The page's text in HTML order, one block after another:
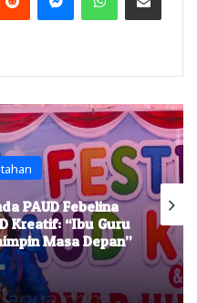
PAUD Febelina
Kreatif: “Ibu Guru
Masa Depan”